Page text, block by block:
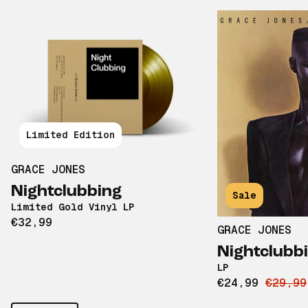
Limited Edition
GRACE JONES
Nightclubbing
Limited Gold Vinyl LP
€32,99
Sale
GRACE JONES
LP
€24,99 €29,99